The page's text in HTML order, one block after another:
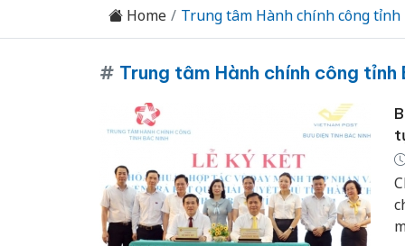
Home Trung tâm Hành chính công tỉnh
# Trung tâm Hành chính công tỉnh